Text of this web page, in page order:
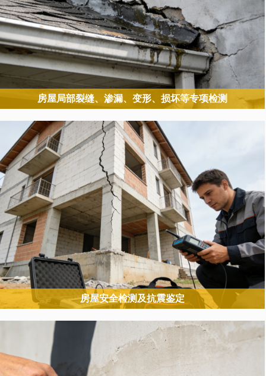
房屋局部裂缝、渗漏、变形、损坏等专项检测
风险等级，属于 “问题导向型” 专项检测。
房屋安全检测及抗震鉴定
最强的核心业务，直接关联房屋安全等级判定。